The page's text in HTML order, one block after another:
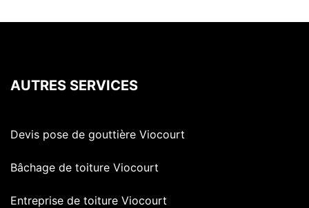
AUTRES SERVICES
Devis pose de gouttière Viocourt
Bâchage de toiture Viocourt
Entreprise de toiture Viocourt